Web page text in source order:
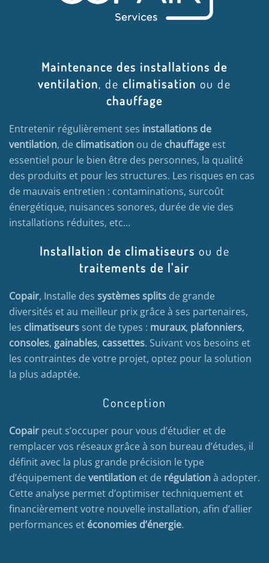
Maintenance des installations de
ventilation, de climatisation ou de
chauffage
Entretenir régulièrement ses installations de
ventilation, de climatisation ou de chauffage est
essentiel pour le bien être des personnes, la qualité
des produits et pour les structures. Les risques en cas
de mauvais entretien : contaminations, surcoût
énergétique, nuisances sonores, durée de vie des
installations réduites, etc…
Installation de climatiseurs ou de
traitements de l'air
Copair, Installe des systèmes splits de grande
diversités et au meilleur prix grâce à ses partenaires,
les climatiseurs sont de types : muraux, plafonniers,
consoles, gainables, cassettes. Suivant vos besoins et
les contraintes de votre projet, optez pour la solution
la plus adaptée.
Conception
Copair peut s’occuper pour vous d’étudier et de
remplacer vos réseaux grâce à son bureau d’études, il
définit avec la plus grande précision le type
d’équipement deventilation et de régulationà adopter.
Cette analyse permet d’optimiser techniquement et
financièrement votre nouvelle installation, afin d’allier
performances et économies d’énergie.